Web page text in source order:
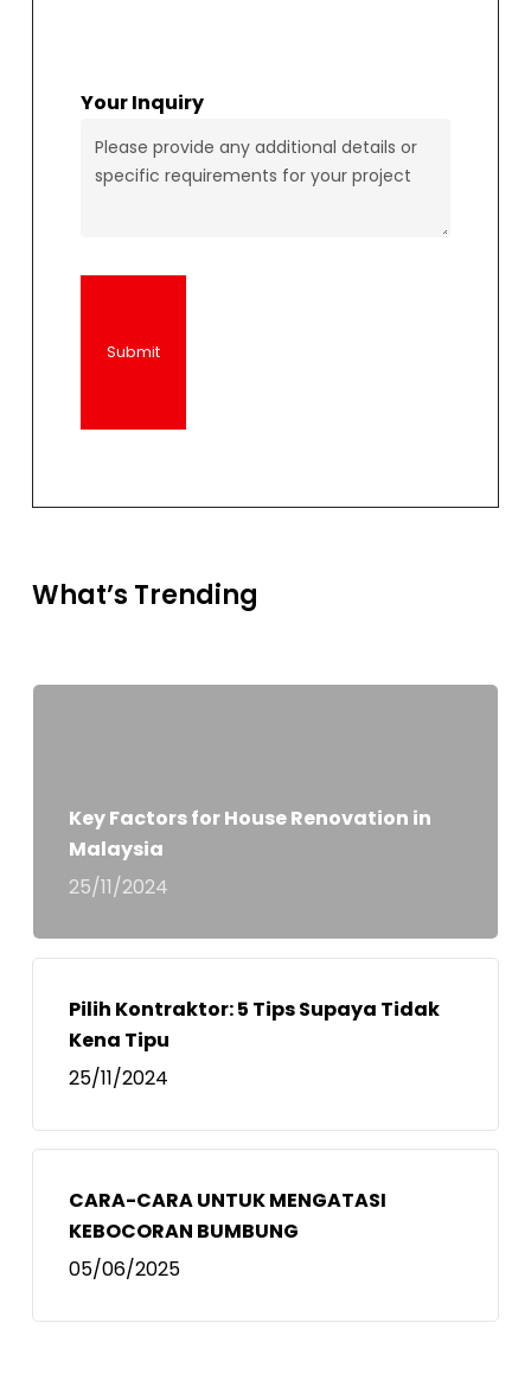
Your Inquiry
What’s Trending
Key Factors for House Renovation in
Malaysia
25/11/2024
Pilih Kontraktor: 5 Tips Supaya Tidak
Kena Tipu
25/11/2024
CARA-CARA UNTUK MENGATASI
KEBOCORAN BUMBUNG
05/06/2025